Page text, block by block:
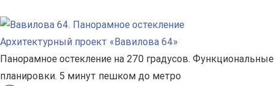
Архитектурный проект «Вавилова 64»
Панорамное остекление на 270 градусов. Функциональные
планировки. 5 минут пешком до метро